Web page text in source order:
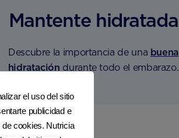
Mantente hidratada
Descubre la importancia de una buena
hidratación durante todo el embarazo.
el uso del sitio
publicidad e
cookies. Nutricia